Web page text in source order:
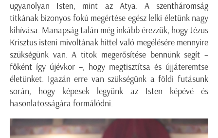
ugyanolyan Isten, mint az Atya. A szentháromság
titkának bizonyos fokú megértése egész lelki életünk nagy
kihívása. Manapság talán még inkább érezzük, hogy Jézus
Krisztus isteni mivoltának hittel való megélésére mennyire
szükségünk van. A titok megerősítése bennünk segít –
főként így újévkor –, hogy megtisztítsa és újjáteremtse
életünket. Igazán erre van szükségünk a földi futásunk
során, hogy képesek legyünk az Isten képévé és
hasonlatosságára formálódni.